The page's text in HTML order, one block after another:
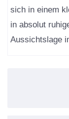
sich in einem
in absolut
Aussichtslage